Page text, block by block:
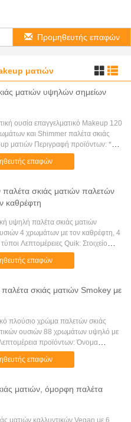
Προμηθευτής επαφών
ματιών
ματιών υψηλών σημείων
ουσία επαγγελματικό Makeup 120
και Shimmer παλέτα σκιάς
ματιών Περιγραφή προϊόντων: *
120 χρωμάτων και Shimmer
ματιών Makeup ματιών ...
επαφών
παλέτα σκιάς ματιών παλετών
καθρέφτη
υψηλή παλέτα σκιάς ματιών
4 χρωμάτων με τον καθρέφτη, 4
Λεπτομέρειες Quik: Στοιχείο
παλέτα σκιάς ματιών 4 φωτεινή
Dia-7.3CM ...
επαφών
σκιάς ματιών Smokey με
πλούσιο χρώμα παλετών σκιάς
ουσιών 88 χρωμάτων υψηλό με
προϊόντων: Όνομα
σκιάς ματιών 88 χρώματος
Βάρος 480g Μέγεθος πα...
επαφών
ματιών, όμορφη παλέτα
ματιών καλλυντικών Vegan με 6